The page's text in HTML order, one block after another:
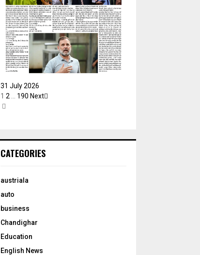
31 July 2026
1 2 190 Next
CATEGORIES
austriala
auto
business
Chandighar
Education
English News